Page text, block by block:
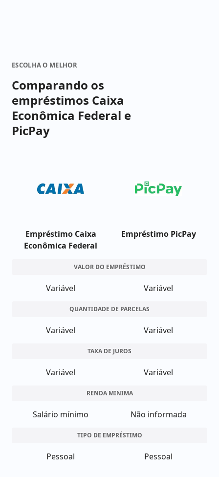
ESCOLHA O MELHOR
Comparando os
empréstimos Caixa
Econômica Federal e
PicPay
Empréstimo Caixa
Econômica Federal
Empréstimo PicPay
VALOR DO EMPRÉSTIMO
Variável Variável
QUANTIDADE DE PARCELAS
Variável Variável
TAXA DE JUROS
Variável Variável
RENDA MINIMA
Salário mínimo Não informada
TIPO DE EMPRÉSTIMO
Pessoal Pessoal